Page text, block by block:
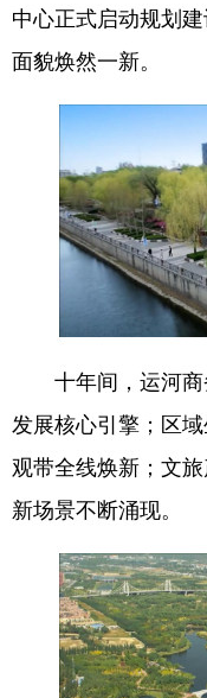
科技 科
健康
图片 中央
食品 人
溯源中国 城
会展 彩
悦读 公
亚太网 上市
地方频道
北京
辽宁 吉
浙江 安
山东
中心正式启动规划
面貌焕然一新。
十年间，运河商
发展核心引擎；区
观带全线焕新；文
新场景不断涌现。